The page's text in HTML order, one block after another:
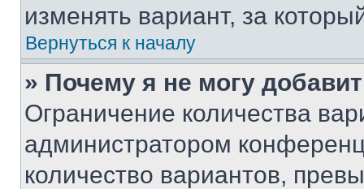
изменять вариант, за
Вернуться к началу
» Почему я не могу
Ограничение количества
администратором
количество вариантов,